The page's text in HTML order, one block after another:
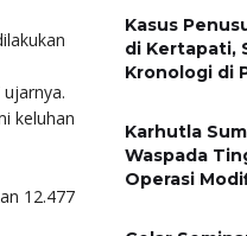
keluhan
12.477
Kasus
di Kertapati,
Kronologi di
Karhutla
Waspada
Operasi